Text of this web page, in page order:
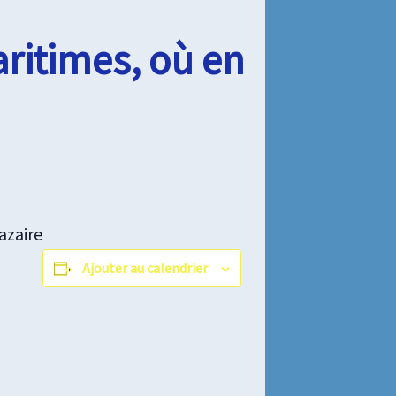
où en
Ajouter au calendrier